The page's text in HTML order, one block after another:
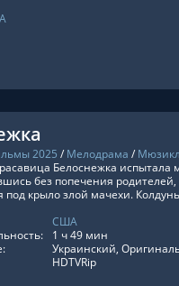
2025 / Мелодрама / Мюзикл
Белоснежка испытала
без попечения
под крыло злой мачехи.
США
1 ч 49 мин
HDTVRip